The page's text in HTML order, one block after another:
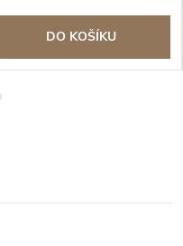
DO KOŠÍKU